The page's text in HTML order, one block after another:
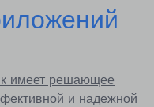
имеет решающее
и надежной